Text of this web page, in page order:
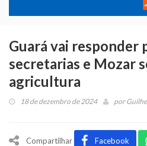
Guará vai responder
secretarias e Mozar
agricultura
18 de dezembro de 2024 por
Compartilhar Facebook